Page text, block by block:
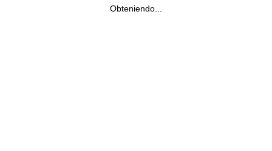
Obteniendo...